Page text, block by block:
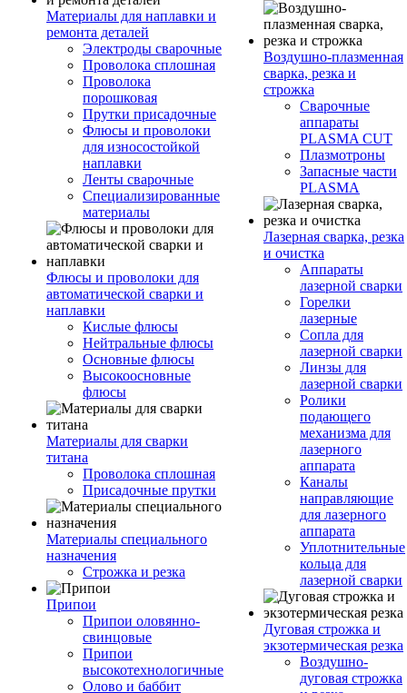
Материалы для наплавки и
ремонта деталей
Электроды сварочные
Проволока сплошная
Проволока
порошковая
Прутки присадочные
Флюсы и проволоки
для износостойкой
наплавки
Ленты сварочные
Специализированные
материалы
Флюсы и проволоки для
автоматической сварки и
наплавки
Кислые флюсы
Нейтральные флюсы
Основные флюсы
Высокоосновные
флюсы
Материалы для сварки
титана
Проволока сплошная
Присадочные прутки
Материалы специального
назначения
Строжка и резка
Припои
Припои оловянно-
свинцовые
Припои
высокотехнологичные
Олово и баббит
Воздушно-плазменная
сварка, резка и
строжка
Сварочные
аппараты
PLASMA CUT
Плазмотроны
Запасные части
PLASMA
Лазерная сварка, резка
и очистка
Аппараты
лазерной сварки
Горелки
лазерные
Сопла для
лазерной сварки
Линзы для
лазерной сварки
Ролики
подающего
механизма для
лазерного
аппарата
Каналы
направляющие
для лазерного
аппарата
Уплотнительные
кольца для
лазерной сварки
Дуговая строжка и
экзотермическая резка
Воздушно-
дуговая строжка